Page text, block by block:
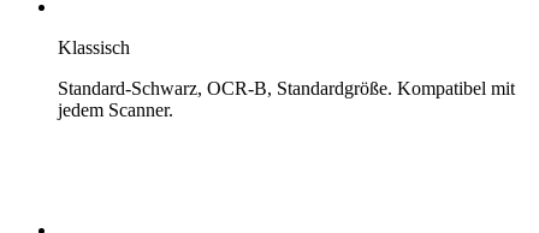
Klassisch
Standard-Schwarz, OCR-B, Standardgröße. Kompatibel mit
jedem Scanner.